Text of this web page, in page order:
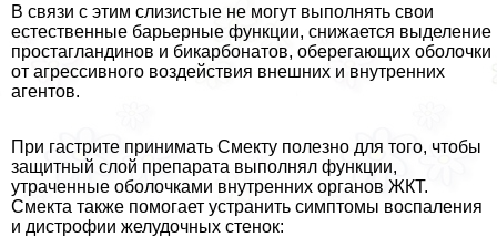
В связи с этим слизистые не могут выполнять свои
естественные барьерные функции, снижается выделение
простагландинов и бикарбонатов, оберегающих оболочки
от агрессивного воздействия внешних и внутренних
агентов.
При гастрите принимать Смекту полезно для того, чтобы
защитный слой препарата выполнял функции,
утраченные оболочками внутренних органов ЖКТ.
Смекта также помогает устранить симптомы воспаления
и дистрофии желудочных стенок: